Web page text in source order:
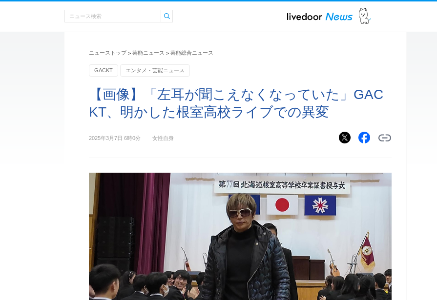
ニューストップ > 芸能ニュース > 芸能総合ニュース
GACKT エンタメ・芸能ニュース
【画像】「左耳が聞こえなくなっていた」GAC
KT、明かした根室高校ライブでの異変
2025年3月7日 6時0分 女性自身